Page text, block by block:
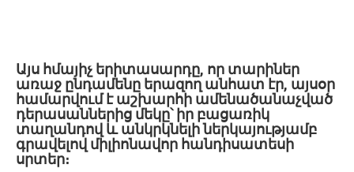
Այս հմայիչ երիտասարդը, որ տարիներ
առաջ ընդամենը երազող անհատ էր, այսօր
համարվում է աշխարհի ամենածանաչված
դերասաններից մեկը՝ իր բացառիկ
տաղանդով և անկրկնելի ներկայությամբ
գրավելով միլիոնավոր հանդիսատեսի
սրտեր։